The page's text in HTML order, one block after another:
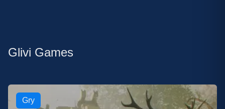
Glivi Games
Gry